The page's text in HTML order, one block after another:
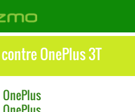
Xiaomi Mi Note 2 contre OnePlus 3T
OnePlus